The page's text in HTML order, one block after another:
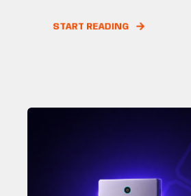
START READING